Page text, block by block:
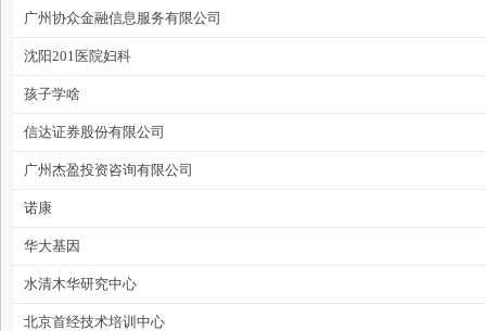
广州协众金融信息服务有限公司
沈阳201医院妇科
孩子学啥
信达证券股份有限公司
广州杰盈投资咨询有限公司
诺康
华大基因
水清木华研究中心
北京首经技术培训中心